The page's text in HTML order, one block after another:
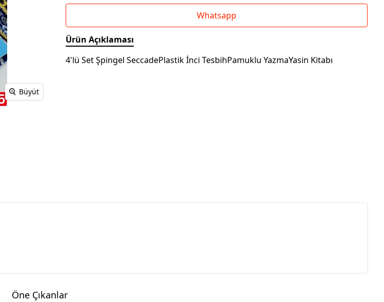
Büyüt
Whatsapp
Ürün Açıklaması
4'lü Set Şpingel SeccadePlastik İnci TesbihPamuklu YazmaYasin Kitabı
Öne Çıkanlar